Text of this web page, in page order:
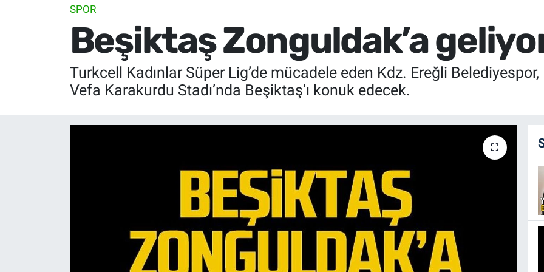
SPOR
Beşiktaş Zonguldak’a
Turkcell Kadınlar Süper Lig’de mücadele eden Kdz. Ereğli
Vefa Karakurdu Stadı’nda Beşiktaş’ı konuk edecek.